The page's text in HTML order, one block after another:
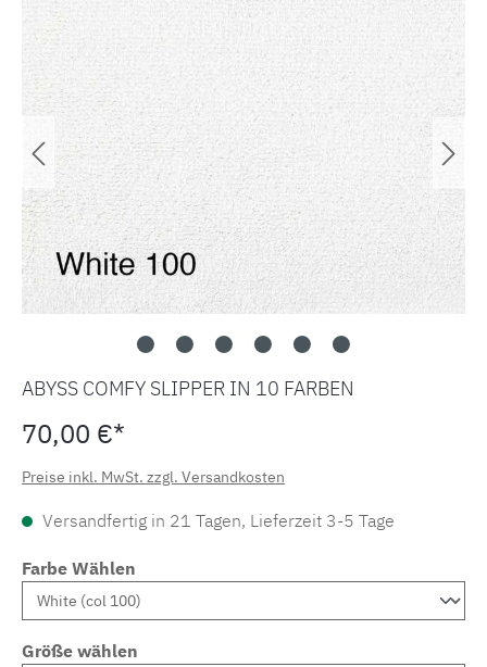
ABYSS COMFY SLIPPER IN 10 FARBEN
70,00 €*
Preise inkl. MwSt. zzgl. Versandkosten
Versandfertig in 21 Tagen, Lieferzeit 3-5 Tage
Farbe Wählen
Größe wählen